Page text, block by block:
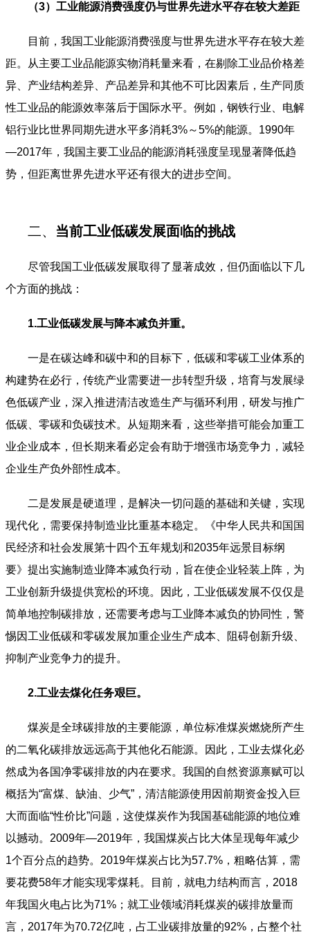
（3）工业能源消费强度仍与世界先进水平存在较大差距
目前，我国工业能源消费强度与世界先进水平存在较大差
距。从主要工业品能源实物消耗量来看，在剔除工业品价格差
异、产业结构差异、产品差异和其他不可比因素后，生产同质
性工业品的能源效率落后于国际水平。例如，钢铁行业、电解
铝行业比世界同期先进水平多消耗3%～5%的能源。1990年
—2017年，我国主要工业品的能源消耗强度呈现显著降低趋
势，但距离世界先进水平还有很大的进步空间。
二、 当前工业低碳发展面临的挑战
尽管我国工业低碳发展取得了显著成效，但仍面临以下几
个方面的挑战：
1.工业低碳发展与降本减负并重。
一是在碳达峰和碳中和的目标下，低碳和零碳工业体系的
构建势在必行，传统产业需要进一步转型升级，培育与发展绿
色低碳产业，深入推进清洁改造生产与循环利用，研发与推广
低碳、零碳和负碳技术。从短期来看，这些举措可能会加重工
业企业成本，但长期来看必定会有助于增强市场竞争力，减轻
企业生产负外部性成本。
二是发展是硬道理，是解决一切问题的基础和关键，实现
现代化，需要保持制造业比重基本稳定。《中华人民共和国国
民经济和社会发展第十四个五年规划和2035年远景目标纲
要》提出实施制造业降本减负行动，旨在使企业轻装上阵，为
工业创新升级提供宽松的环境。因此，工业低碳发展不仅仅是
简单地控制碳排放，还需要考虑与工业降本减负的协同性，警
惕因工业低碳和零碳发展加重企业生产成本、阻碍创新升级、
抑制产业竞争力的提升。
2.工业去煤化任务艰巨。
煤炭是全球碳排放的主要能源，单位标准煤炭燃烧所产生
的二氧化碳排放远远高于其他化石能源。因此，工业去煤化必
然成为各国净零碳排放的内在要求。我国的自然资源禀赋可以
概括为“富煤、缺油、少气”，清洁能源使用因前期资金投入巨
大而面临“性价比”问题，这使煤炭作为我国基础能源的地位难
以撼动。2009年—2019年，我国煤炭占比大体呈现每年减少
1个百分点的趋势。2019年煤炭占比为57.7%，粗略估算，需
要花费58年才能实现零煤耗。目前，就电力结构而言，2018
年我国火电占比为71%；就工业领域消耗煤炭的碳排放量而
言，2017年为70.72亿吨，占工业碳排放量的92%，占整个社